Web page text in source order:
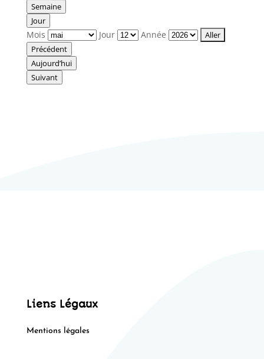
Semaine
Jour
Mois Jour Année
Précédent
Aujourd’hui
Suivant
Liens Légaux
Mentions légales